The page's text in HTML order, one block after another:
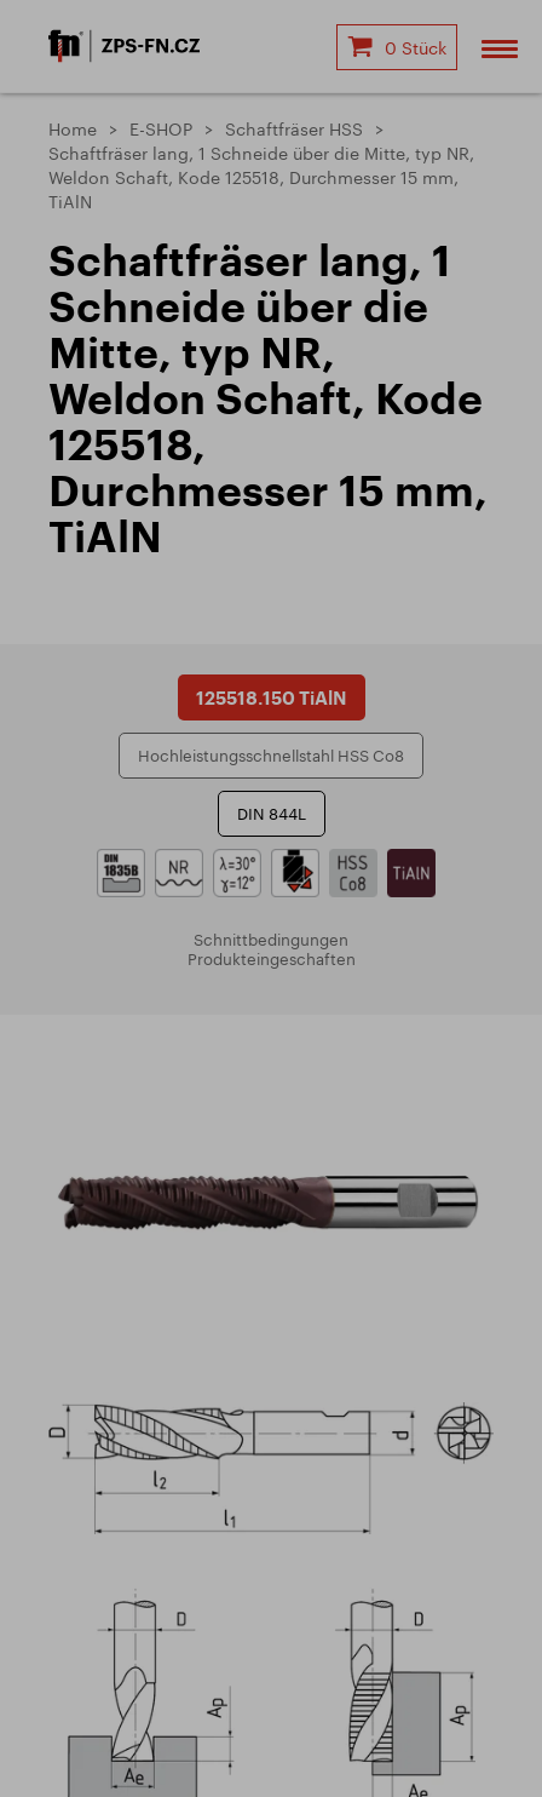
0 Stück
Home E-SHOP
Schaftfräser HSS
Schaftfräser lang, 1 Schneide über die Mitte, typ NR,
Weldon Schaft, Kode 125518, Durchmesser 15 mm,
TiAlN
Schaftfräser lang, 1
Schneide über die
Mitte, typ NR,
Weldon Schaft, Kode
125518,
Durchmesser 15 mm,
TiAlN
125518.150 TiAlN
Hochleistungsschnellstahl HSS Co8
DIN 844L
Schnittbedingungen
Produkteingeschaften